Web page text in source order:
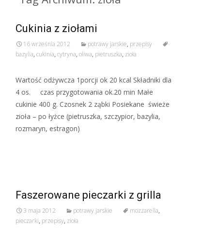
Cukinia z ziołami
16 września 2012 potrawy jarskie, przepisy
bazylia, cukinia, cytryna, oliwa, pietruszka, zioła
Wartość odżywcza 1porcji ok 20 kcal Składniki dla
4 os. czas przygotowania ok.20 min Małe
cukinie 400 g. Czosnek 2 ząbki Posiekane świeże
zioła – po łyżce (pietruszka, szczypior, bazylia,
rozmaryn, estragon)
Faszerowane pieczarki z grilla
3 maja 2012 potrawy jarskie mozzarella,
pieczarki, przepisy, zioła